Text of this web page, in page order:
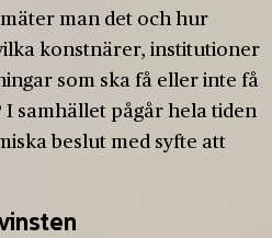
man det och hur
konstnärer, institutioner
som ska få eller inte få
I samhället pågår hela tiden
beslut med syfte att